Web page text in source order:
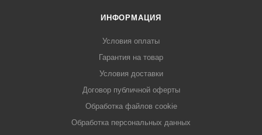
ИНФОРМАЦИЯ
Условия оплаты
Гарантия на товар
Условия доставки
Договор публичной оферты
Обработка файлов cookie
Обработка персональных данных